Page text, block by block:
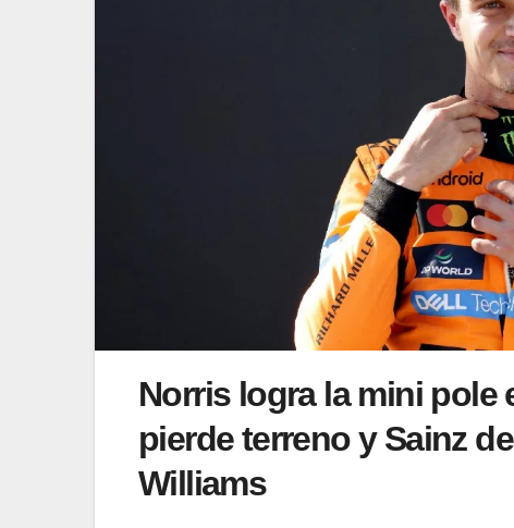
Norris logra la mini pole
pierde terreno y Sainz
Williams